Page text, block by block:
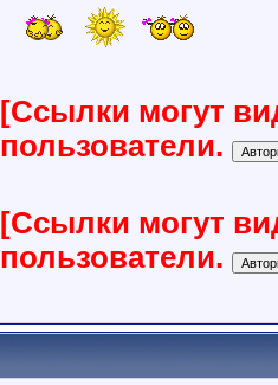
[Ссылки могут
пользователи.
[Ссылки могут
пользователи.